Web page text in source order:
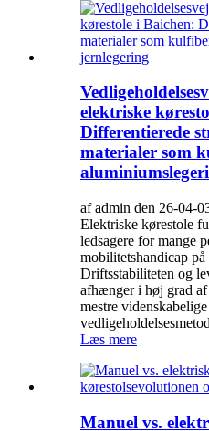
elektriske
Differentierede
materialer som
af admin den 26-04-
Elektriske kørestole
ledsagere for mange
mobilitetshandicap på
Driftsstabiliteten og
afhænger i høj grad
mestre
Læs mere
Manuel vs.